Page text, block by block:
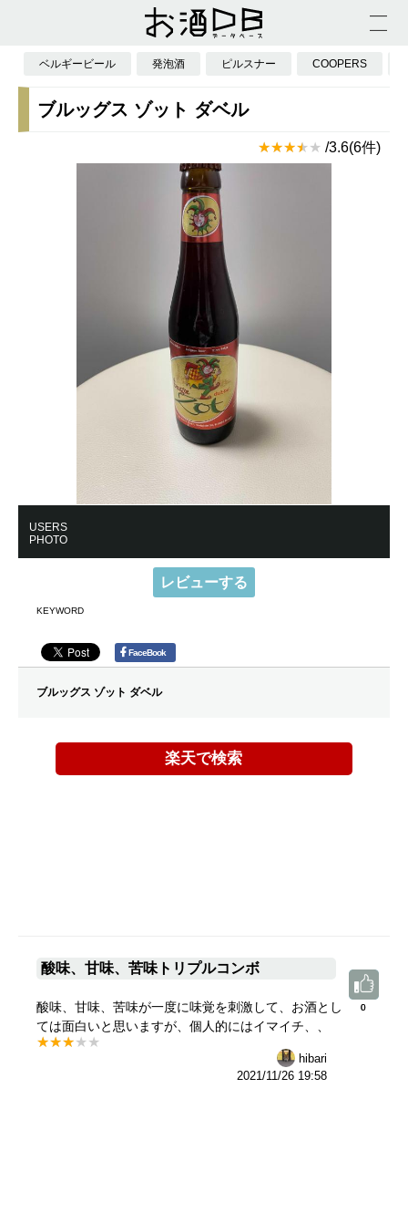
ベルギービール 発泡酒 ピルスナー COOPERS
ブルッグス ゾット ダベル
/3.6(6件)
USERS
PHOTO
レビューする
KEYWORD
FaceBook
ブルッグス ゾット ダベル
楽天で検索
酸味、甘味、苦味トリプルコンボ
酸味、甘味、苦味が一度に味覚を刺激して、お酒とし
ては面白いと思いますが、個人的にはイマイチ、、
hibari
2021/11/26 19:58
0
0